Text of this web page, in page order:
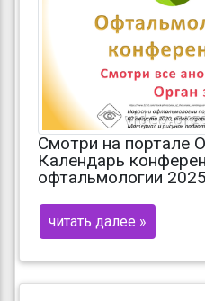
Смотри на портале
Календарь
офтальмологии
читать далее »